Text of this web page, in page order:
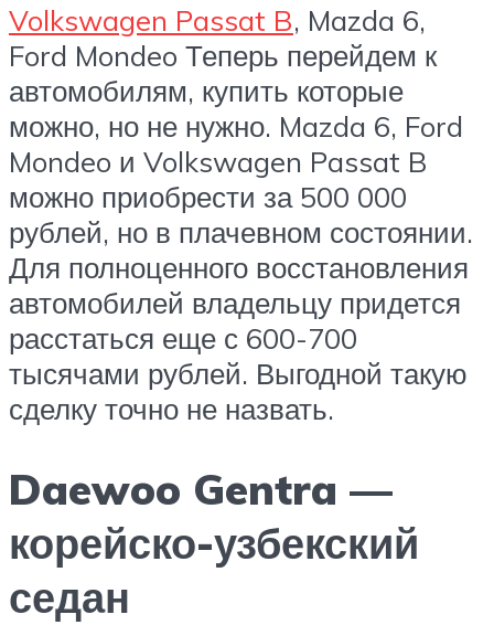
Volkswagen Passat B, Mazda 6,
Ford Mondeo Теперь перейдем к
автомобилям, купить которые
можно, но не нужно. Mazda 6, Ford
Mondeo и Volkswagen Passat B
можно приобрести за 500 000
рублей, но в плачевном состоянии.
Для полноценного восстановления
автомобилей владельцу придется
расстаться еще с 600-700
тысячами рублей. Выгодной такую
сделку точно не назвать.
Daewoo Gentra —
корейско-узбекский
седан